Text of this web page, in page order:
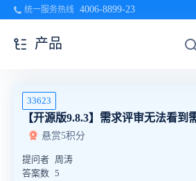
统一服务热线 4006-8899-23
产品
33623
【开源版9.8.3】需求评审无法看到
悬赏5积分
提问者 周涛
答案数 5